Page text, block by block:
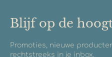
Blijf op de
Promoties, nieuwe
rechtstreeks in je inbox.